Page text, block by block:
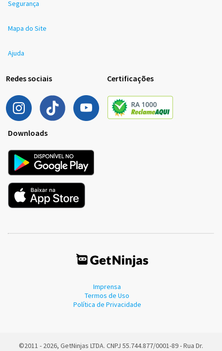
Segurança
Mapa do Site
Ajuda
Redes sociais Certificações
Downloads
Imprensa
Termos de Uso
Política de Privacidade
©2011 - 2026, GetNinjas LTDA. CNPJ 55.744.877/0001-89 - Rua Dr.